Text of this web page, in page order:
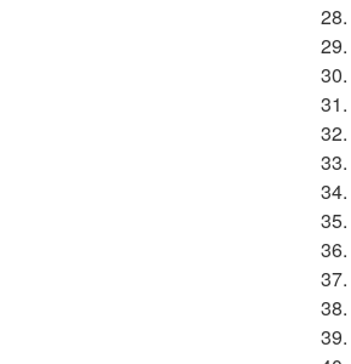
28.
29.
30.
31.
32.
33.
34.
35.
36.
37.
38.
39.